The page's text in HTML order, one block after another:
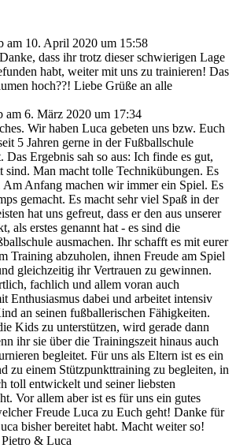
am 10. April 2020 um 15:58
dass ihr trotz dieser schwierigen Lage
habt, weiter mit uns zu trainieren! Das
hoch??! Liebe Grüße an alle
am 6. März 2020 um 17:34
Wir haben Luca gebeten uns bzw. Euch
5 Jahren gerne in der Fußballschule
Ergebnis sah so aus: Ich finde es gut,
sind. Man macht tolle Technikübungen. Es
Anfang machen wir immer ein Spiel. Es
gemacht. Es macht sehr viel Spaß in der
hat uns gefreut, dass er den aus unserer
als erstes genannt hat - es sind die
ausmachen. Ihr schafft es mit eurer
Training abzuholen, ihnen Freude am Spiel
gleichzeitig ihr Vertrauen zu gewinnen.
fachlich und allem voran auch
Enthusiasmus dabei und arbeitet intensiv
an seinen fußballerischen Fähigkeiten.
Kids zu unterstützen, wird gerade dann
ihr sie über die Trainingszeit hinaus auch
begleitet. Für uns als Eltern ist es ein
zu einem Stützpunkttraining zu begleiten, in
toll entwickelt und seiner liebsten
Vor allem aber ist es für uns ein gutes
Freude Luca zu Euch geht! Danke für
bisher bereitet habt. Macht weiter so!
& Luca